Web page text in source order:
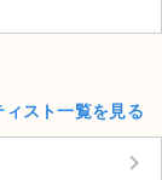
スト一覧を見る
keyboard_arrow_right